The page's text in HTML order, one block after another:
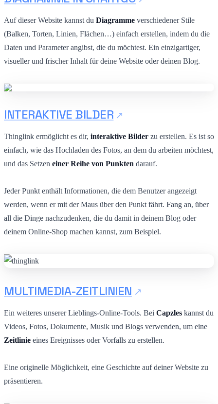
Auf dieser Website kannst du Diagramme verschiedener Stile
(Balken, Torten, Linien, Flächen…) einfach erstellen, indem du die
Daten und Parameter angibst, die du möchtest. Ein einzigartiger,
visueller und frischer Inhalt für deine Website oder deinen Blog.
INTERAKTIVE BILDER
Thinglink ermöglicht es dir, interaktive Bilder zu erstellen. Es ist so
einfach, wie das Hochladen des Fotos, an dem du arbeiten möchtest,
und das Setzen einer Reihe von Punkten darauf.
Jeder Punkt enthält Informationen, die dem Benutzer angezeigt
werden, wenn er mit der Maus über den Punkt fährt. Fang an, über
all die Dinge nachzudenken, die du damit in deinem Blog oder
deinem Online-Shop machen kannst, zum Beispiel.
MULTIMEDIA-ZEITLINIEN
Ein weiteres unserer Lieblings-Online-Tools. Bei Capzles kannst du
Videos, Fotos, Dokumente, Musik und Blogs verwenden, um eine
Zeitlinie eines Ereignisses oder Vorfalls zu erstellen.
Eine originelle Möglichkeit, eine Geschichte auf deiner Website zu
präsentieren.